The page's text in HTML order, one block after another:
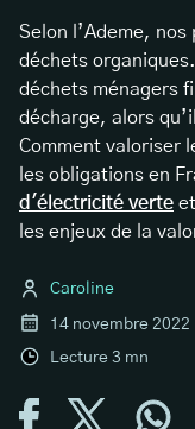
Selon l’Ademe,
déchets
déchets ménagers
décharge, alors
Comment valoriser
les obligations en
d'électricité verte
les enjeux de la
Caroline
14 novembre 2022
Lecture 3 mn